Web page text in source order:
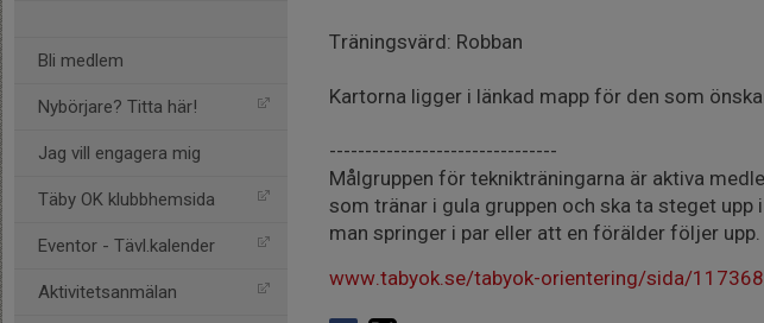
Bli medlem
Nybörjare? Titta här!
Jag vill engagera mig
Täby OK klubbhemsida
Eventor - Tävl.kalender
Aktivitetsanmälan
Träningsvärd: Robban
Kartorna ligger i länkad mapp för den som
--------------------------------
Målgruppen för teknikträningarna är aktiva
som tränar i gula gruppen och ska ta steget
man springer i par eller att en förälder följer upp.
www.tabyok.se/tabyok-orientering/sida/